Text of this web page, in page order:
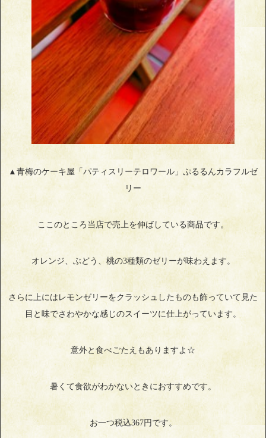
▲青梅のケーキ屋「パティスリーテロワール」ぷるるんカラフルゼ
リー
ここのところ当店で売上を伸ばしている商品です。
オレンジ、ぶどう、桃の3種類のゼリーが味わえます。
さらに上にはレモンゼリーをクラッシュしたものも飾っていて見た
目と味でさわやかな感じのスイーツに仕上がっています。
意外と食べごたえもありますよ☆
暑くて食欲がわかないときにおすすめです。
お一つ税込367円です。